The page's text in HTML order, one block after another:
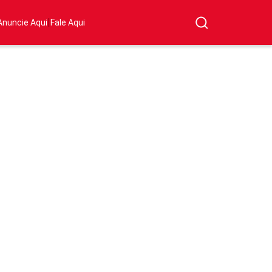
Aqui|Fale Aqui